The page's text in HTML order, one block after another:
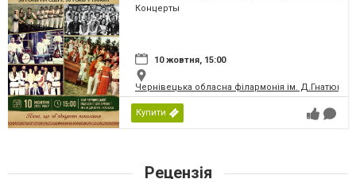
Концерты
10 жовтня, 15:00
Чернівецька обласна філармонія ім. Д.Гнатюка
Купити
Рецензія